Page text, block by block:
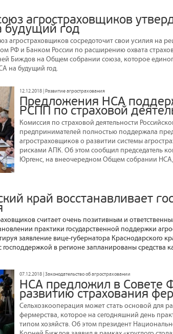
агростраховщиков
будущий год
агростраховщиков сосредоточит свои усилия на
РФ и Банком России по расширению охвата
Биждов на Общем собрании союза, которое
на будущий год.
12.12.2018 | Развитие агрострахования
Предложения НСА
РСПП по страховой
Комиссия по страховой деятельности
предпринимателей полностью поддержала
агростраховщиков о развитии системы
рисками АПК. Об этом сообщил председатель
Юргенс, на внеочередном Общем собрании НСА,
край восстанавливает
считает очень позитивным и
практики государственной поддержки
заявление вице-губернатора Краснодарского
господдержкой в регионе запланированы средства
07.12.2018 | Законодательство об агростраховании
НСА предложил в Совете
развитию страхования
Сельхозкооперация может стать основой для
фермерства, которое на сегодняшний день
типом хозяйств. Об этом президент